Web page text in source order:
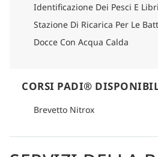
Identificazione Dei Pesci E
Stazione Di Ricarica Per Le
Docce Con Acqua Calda
CORSI PADI®
Brevetto Nitrox